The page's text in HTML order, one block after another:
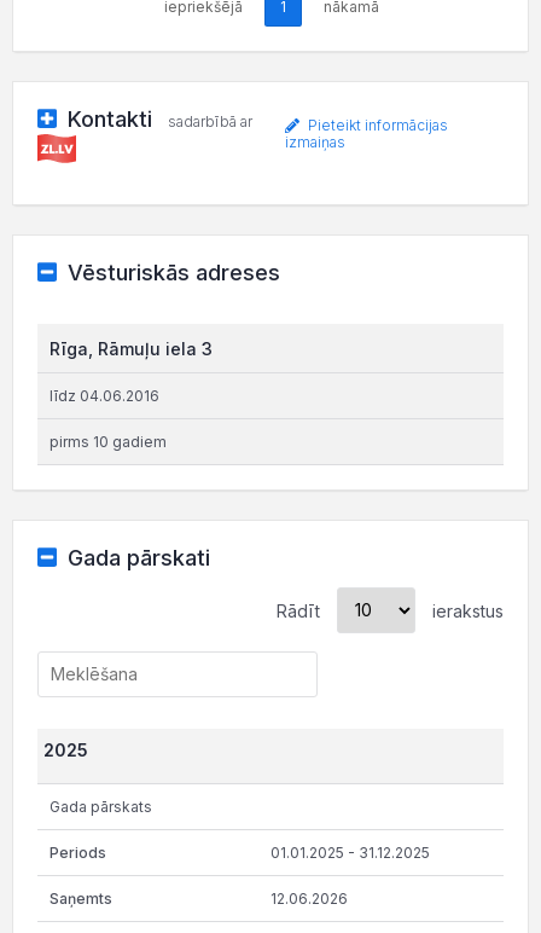
iepriekšējā 1 nākamā
Kontakti sadarbībā ar
Pieteikt informācijas
izmaiņas
Vēsturiskās adreses
Rīga, Rāmuļu iela 3
līdz 04.06.2016
pirms 10 gadiem
Gada pārskati
Rādīt ierakstus
2025
Gada pārskats
01.01.2025 - 31.12.2025
12.06.2026